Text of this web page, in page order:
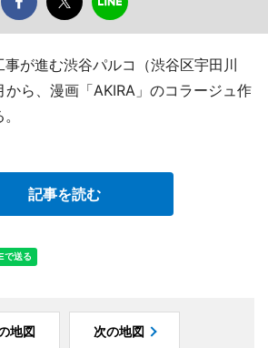
が進む渋谷パルコ（渋谷区宇田川
から、漫画「AKIRA」のコラージュ作
記事を読む
地図 次の地図